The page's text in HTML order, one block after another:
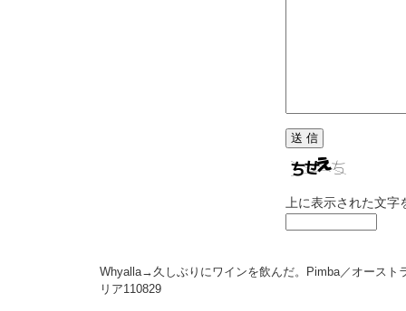
上に表示された文
Whyalla→久しぶりにワインを飲んだ。Pimba／オースト
リア110829